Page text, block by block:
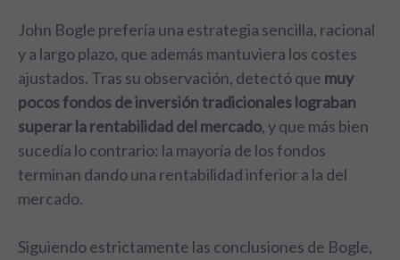
John Bogle prefería una estrategia sencilla, racional
y a largo plazo, que además mantuviera los costes
ajustados. Tras su observación, detectó que muy
pocos fondos de inversión tradicionales lograban
superar la rentabilidad del mercado, y que más bien
sucedía lo contrario: la mayoría de los fondos
terminan dando una rentabilidad inferior a la del
mercado.
Siguiendo estrictamente las conclusiones de Bogle,